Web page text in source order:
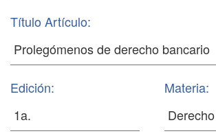
Título Artículo:
Edición: Materia: